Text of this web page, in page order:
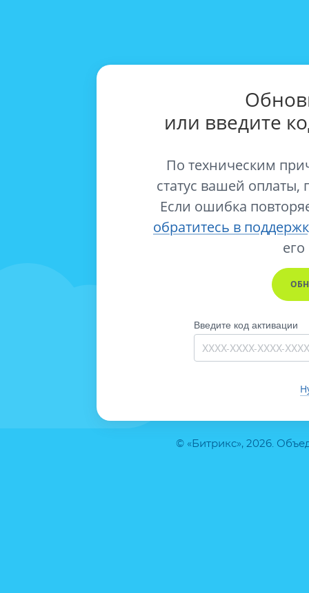
© «Битрикс», 2026.
или введите
По техническим
статус вашей оплаты,
Если ошибка
обратитесь в
его
Введите код активации